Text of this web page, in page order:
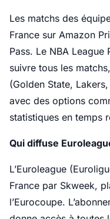
Les matchs des
France sur Amazon
Pass. Le NBA
suivre tous les
(Golden State,
avec des options
statistiques en temps
Qui diffuse
L’Euroleague
France par Skweek,
l’Eurocoupe.